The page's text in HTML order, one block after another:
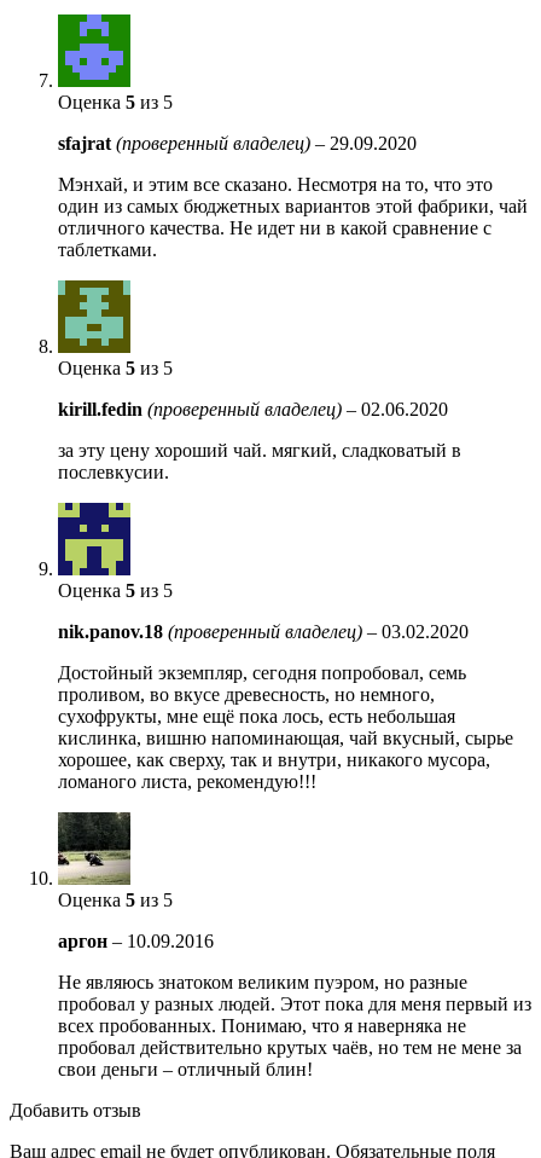
Оценка 5 из 5
sfajrat (проверенный владелец) – 29.09.2020
Мэнхай, и этим все сказано. Несмотря на то, что это
один из самых бюджетных вариантов этой фабрики, чай
отличного качества. Не идет ни в какой сравнение с
таблетками.
Оценка 5 из 5
kirill.fedin (проверенный владелец) – 02.06.2020
за эту цену хороший чай. мягкий, сладковатый в
послевкусии.
Оценка 5 из 5
nik.panov.18 (проверенный владелец) – 03.02.2020
Достойный экземпляр, сегодня попробовал, семь
проливом, во вкусе древесность, но немного,
сухофрукты, мне ещё пока лось, есть небольшая
кислинка, вишню напоминающая, чай вкусный, сырье
хорошее, как сверху, так и внутри, никакого мусора,
ломаного листа, рекомендую!!!
Оценка 5 из 5
аргон – 10.09.2016
Не являюсь знатоком великим пуэром, но разные
пробовал у разных людей. Этот пока для меня первый из
всех пробованных. Понимаю, что я наверняка не
пробовал действительно крутых чаёв, но тем не мене за
свои деньги – отличный блин!
Добавить отзыв
Ваш адрес email не будет опубликован. Обязательные поля